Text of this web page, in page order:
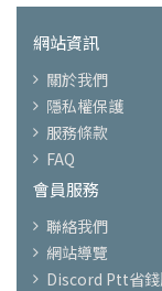
網站資訊
關於我們
隱私權保護
服務條款
FAQ
會員服務
聯絡我們
網站導覽
Discord Ptt省錢